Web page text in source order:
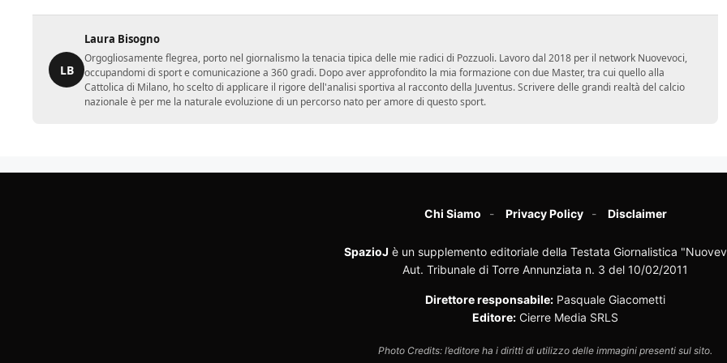
LB
Laura Bisogno
Orgogliosamente flegrea, porto nel giornalismo la tenacia tipica delle mie radici di Pozzuoli. Lavoro dal 2018 per il network Nuovevoci,
occupandomi di sport e comunicazione a 360 gradi. Dopo aver approfondito la mia formazione con due Master, tra cui quello alla
Cattolica di Milano, ho scelto di applicare il rigore dell'analisi sportiva al racconto della Juventus. Scrivere delle grandi realtà del calcio
nazionale è per me la naturale evoluzione di un percorso nato per amore di questo sport.
Chi Siamo Privacy Policy Disclaimer
SpazioJ è un supplemento editoriale della Testata Giornalistica
Aut. Tribunale di Torre Annunziata n. 3 del 10/02/2011
Direttore responsabile: Pasquale Giacometti
Editore: Cierre Media SRLS
Photo Credits: l’editore ha i diritti di utilizzo delle immagini presenti sul sito.